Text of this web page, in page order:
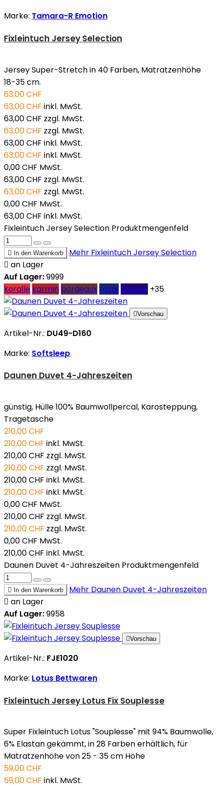
Marke: Tamara-R Emotion
Fixleintuch Jersey Selection
Jersey Super-Stretch in 40 Farben, Matratzenhöhe
18-35 cm.
63,00 CHF
63,00 CHF inkl. MwSt.
63,00 CHF zzgl. MwSt.
63,00 CHF zzgl. MwSt.
63,00 CHF inkl. MwSt.
63,00 CHF inkl. MwSt.
0,00 CHF MwSt.
63,00 CHF zzgl. MwSt.
63,00 CHF zzgl. MwSt.
0,00 CHF MwSt.
63,00 CHF inkl. MwSt.
Fixleintuch Jersey Selection Produktmengenfeld
 In den Warenkorb Mehr Fixleintuch Jersey Selection
 an Lager
Auf Lager:9999
koralle karmin bordeaux royal marine +35
Vorschau
Artikel-Nr.: DU49-D160
Marke: Softsleep
Daunen Duvet 4-Jahreszeiten
günstig, Hülle 100% Baumwollpercal, Karosteppung,
Tragetasche
210,00 CHF
210,00 CHF inkl. MwSt.
210,00 CHF zzgl. MwSt.
210,00 CHF zzgl. MwSt.
210,00 CHF inkl. MwSt.
210,00 CHF inkl. MwSt.
0,00 CHF MwSt.
210,00 CHF zzgl. MwSt.
210,00 CHF zzgl. MwSt.
0,00 CHF MwSt.
210,00 CHF inkl. MwSt.
Daunen Duvet 4-Jahreszeiten Produktmengenfeld
 In den Warenkorb Mehr Daunen Duvet 4-Jahreszeiten
 an Lager
Auf Lager:9958
Vorschau
Artikel-Nr.: FJE1020
Marke: Lotus Bettwaren
Fixleintuch Jersey Lotus Fix Souplesse
Super Fixleintuch Lotus "Souplesse" mit 94% Baumwolle,
6% Elastan gekämmt, in 28 Farben erhältlich, für
Matratzenhöhe von 25 - 35 cm Höhe
59,00 CHF
59,00 CHF inkl. MwSt.